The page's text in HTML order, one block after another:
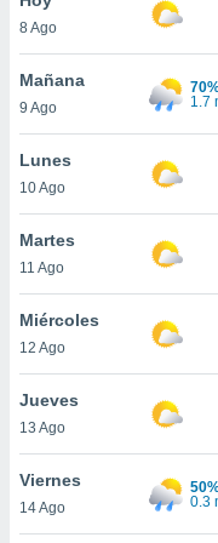
en
más
nuestra
de
cookies
aceptar
8 Ago
Mañana
9 Ago
1.7
Lunes
10 Ago
Martes
11 Ago
Miércoles
12 Ago
Jueves
13 Ago
Viernes
14 Ago
0.3